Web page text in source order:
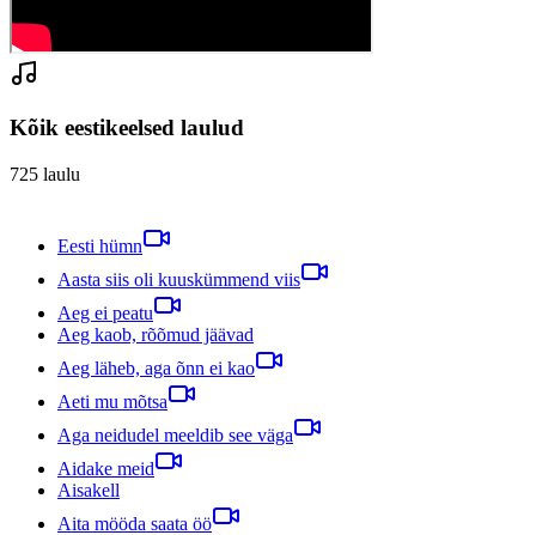
Kõik eestikeelsed laulud
725 laulu
Eesti hümn
Aasta siis oli kuuskümmend viis
Aeg ei peatu
Aeg kaob, rõõmud jäävad
Aeg läheb, aga õnn ei kao
Aeti mu mõtsa
Aga neidudel meeldib see väga
Aidake meid
Aisakell
Aita mööda saata öö